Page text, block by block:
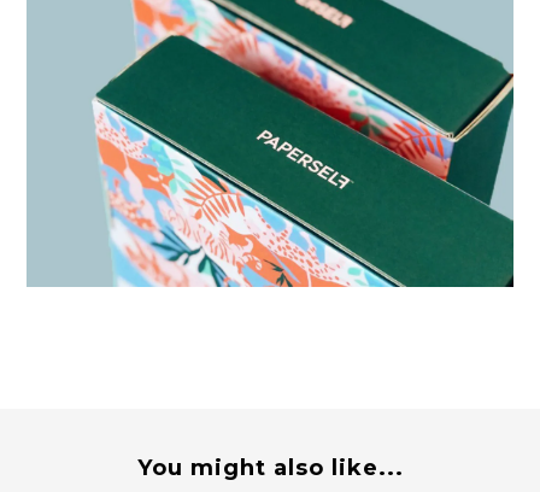
You might also like...